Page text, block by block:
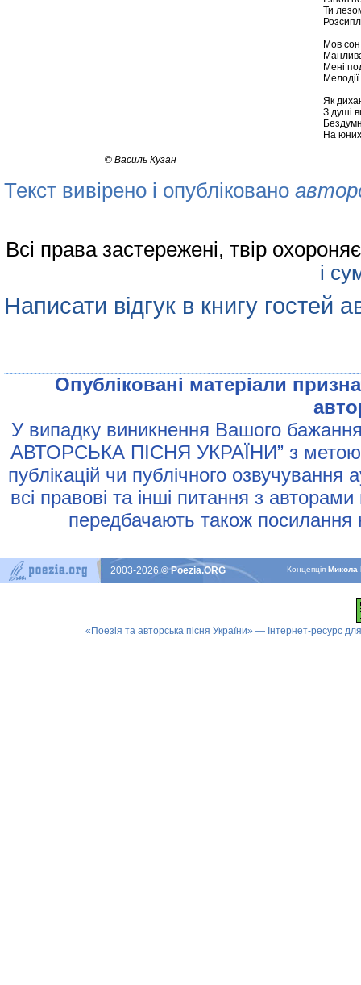
Ти
Мов сон
Мені
Як
З душі
На юних
© Василь Кузан
Текст вивірено і опубліковано
Всі права застережені, твір
і
Написати відгук в книгу гостей
Опублiкованi матерiали
У випадку виникнення Вашого
АВТОРСЬКА ПIСНЯ УКРАЇНИ” з метою
публiкацiй чи публiчного
всi правовi та iншi питання з
передбачають також
КонцепцiяМикола
2003-2026© Poezia.ORG
«Поезія та авторська пісня України» — Інтернет-ресурс